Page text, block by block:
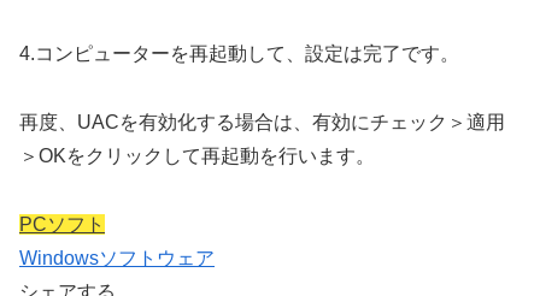
4.コンピューターを再起動して、設定は完了です。
再度、UACを有効化する場合は、有効にチェック＞適用
＞OKをクリックして再起動を行います。
PCソフト
Windowsソフトウェア
シェアする